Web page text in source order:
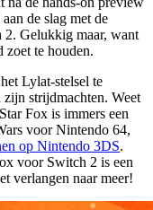
de slag met de
Gelukkig maar, want
zoet te houden.
Lylat-stelsel te
strijdmachten. Weet
Fox is immers een
voor Nintendo 64,
op Nintendo 3DS.
voor Switch 2 is een
verlangen naar meer!